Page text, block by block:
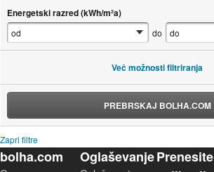
Energetski razred (kWh/m²a)
do
Več možnosti filtriranja
PREBRSKAJ BOLHA.COM
Zapri filtre
bolha.com OglaševanjePrenesite